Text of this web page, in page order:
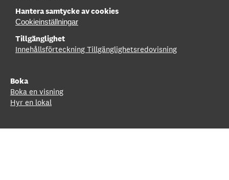
Hantera samtycke av cookies
Cookieinställningar
Tillgänglighet
Innehållsförteckning Tillgänglighetsredovisning
Boka
Boka en visning
Hyr en lokal